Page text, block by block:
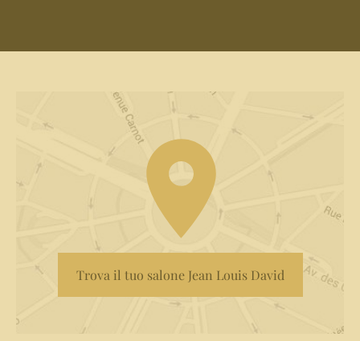
Trova il tuo salone Jean Louis David